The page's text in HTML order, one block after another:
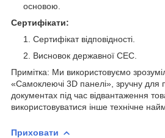
основою.
Сертифікати:
Сертифікат відповідності.
Висновок державної СЕС.
Примітка: Ми використовуємо
«Самоклеючі 3D панелі», зручну для
документах під час відвантаження
використовуватися інше технічне
Приховати